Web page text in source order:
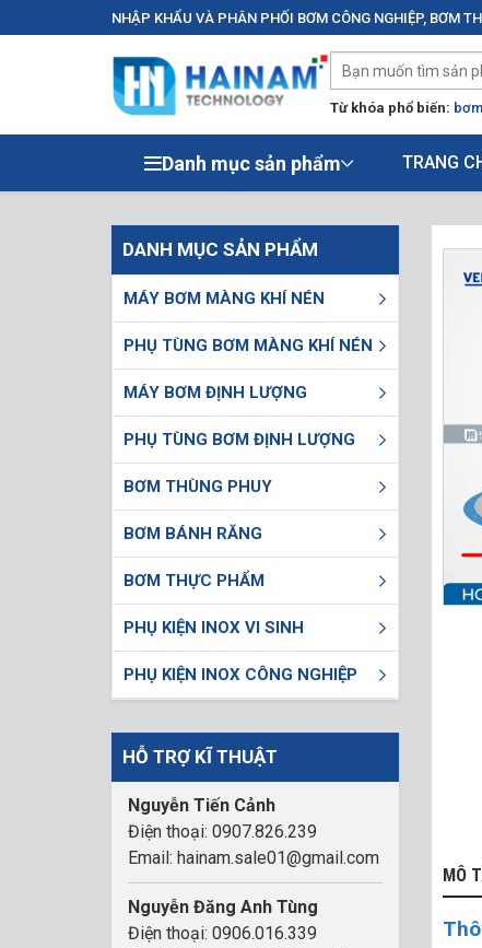
NHẬP KHẨU VÀ PHÂN PHỐI BƠM CÔNG NGHIỆP, BƠM
Từ khóa phổ biến:
Danh mục sản phẩm TRANG
DANH MỤC SẢN PHẨM
MÁY BƠM MÀNG KHÍ NÉN
PHỤ TÙNG BƠM MÀNG KHÍ NÉN
MÁY BƠM ĐỊNH LƯỢNG
PHỤ TÙNG BƠM ĐỊNH LƯỢNG
BƠM THÙNG PHUY
BƠM BÁNH RĂNG
BƠM THỰC PHẨM
PHỤ KIỆN INOX VI SINH
PHỤ KIỆN INOX CÔNG NGHIỆP
HỖ TRỢ KĨ THUẬT
Nguyễn Tiến Cảnh
Điện thoại: 0907.826.239
Email: hainam.sale01@gmail.com
Nguyễn Đăng Anh Tùng
Điện thoại: 0906.016.339
MÔ